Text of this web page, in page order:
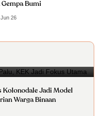
Bumi
26
Kolonodale Jadi Model
Warga Binaan